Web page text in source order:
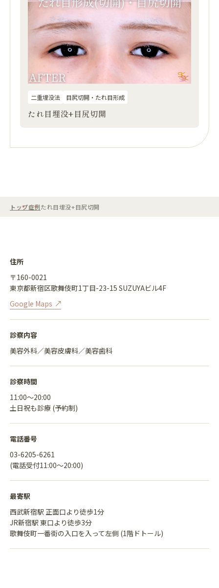
二重埋没法 目尻切開・たれ目形成
たれ目埋没+目尻切開
トップ症例たれ目埋没+目尻切開
住所
〒160-0021
東京都新宿区歌舞伎町1丁目-23-15 SUZUYAビル4F
Google Maps
診察内容
美容外科／美容皮膚科／美容歯科
診察時間
11:00〜20:00
土日祝も診療 (予約制)
電話番号
03-6205-6261
(電話受付11:00〜20:00)
最寄駅
西武新宿駅 正面口より徒歩1分
JR新宿駅 東口より徒歩3分
歌舞伎町一番街の入口を入って左側 (1階ドトール)